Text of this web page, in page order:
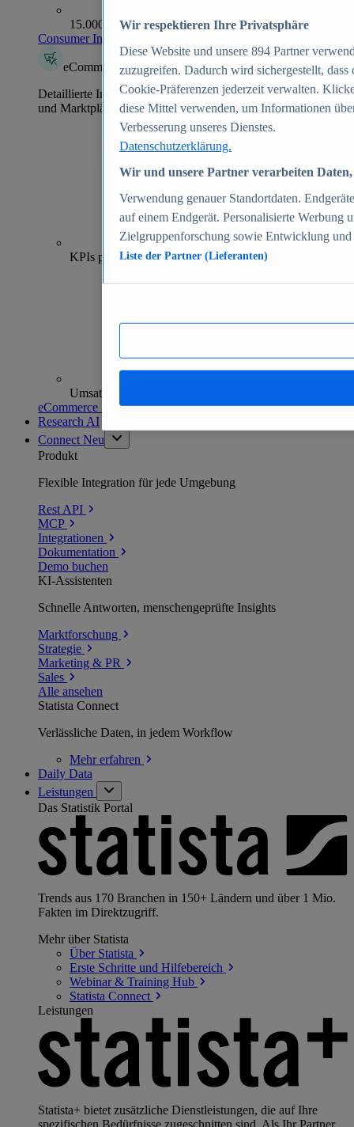
15.000+ Marken
Consumer Insights entdecken
eCommerce Insights
Detaillierte Informationen zu mehr als 39.000 Online-Shops
und Marktplätzen
70+
KPIs pro Shop
Umsatzanalysen und -prognosen
eCommerce Insights entdecken
Research AI
Connect Neu
Produkt
Flexible Integration für jede Umgebung
Rest API
MCP
Integrationen
Dokumentation
Demo buchen
KI-Assistenten
Schnelle Antworten, menschengeprüfte Insights
Marktforschung
Strategie
Marketing & PR
Sales
Alle ansehen
Statista Connect
Verlässliche Daten, in jedem Workflow
Mehrerfahren
Daily Data
Leistungen
Das Statistik Portal
Trends aus 170 Branchen in 150+ Ländern und über 1 Mio.
Fakten im Direktzugriff.
Mehr über Statista
Über Statista
Erste Schritte und Hilfebereich
Webinar & Training Hub
Statista Connect
Leistungen
Statista+ bietet zusätzliche Dienstleistungen, die auf Ihre
spezifischen Bedürfnisse zugeschnitten sind. Als Ihr Partner
Wir respektieren Ihre Privatsphäre
Diese Website und unsere 894 Partner
zuzugreifen. Dadurch wird sichergestellt,
Cookie-Präferenzen jederzeit verwalten.
diese Mittel verwenden, um Informationen
Verbesserung unseres Dienstes.
Datenschutzerklärung.
Wir und unsere Partner verarbeiten
Verwendung genauer Standortdaten.
auf einem Endgerät. Personalisierte Werbung
Zielgruppenforschung sowie Entwicklung
Liste der Partner (Lieferanten)